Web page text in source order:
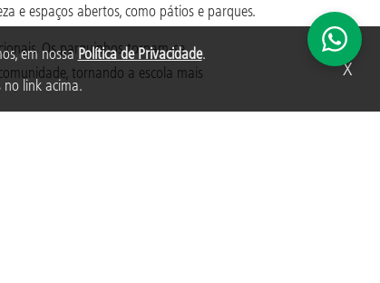
em nossaPolítica de Privacidade.
no link acima.
X
e espaços abertos, como pátios e parques.
Os parquinhos tornam-se
tornando a escola mais